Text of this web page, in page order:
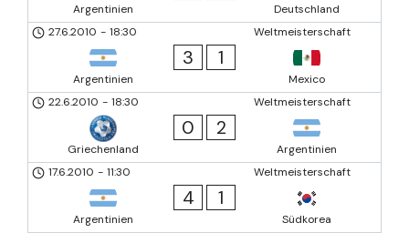
Argentinien
Deutschland
Weltmeisterschaft
27.6.2010 - 18:30
Argentinien
3 1
Mexico
Weltmeisterschaft
22.6.2010 - 18:30
Griechenland
0 2
Argentinien
Weltmeisterschaft
17.6.2010 - 11:30
Argentinien
4 1
Südkorea